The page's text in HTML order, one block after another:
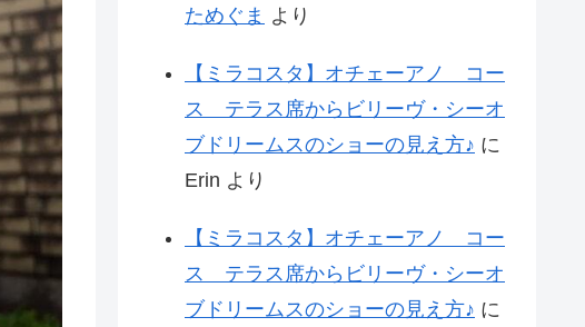
ためぐま より
【ミラコスタ】オチェーアノ コー
ス テラス席からビリーヴ・シーオ
ブドリームスのショーの見え方♪ に
Erin より
【ミラコスタ】オチェーアノ コー
ス テラス席からビリーヴ・シーオ
ブドリームスのショーの見え方♪ に